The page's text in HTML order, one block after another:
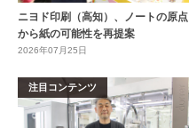
ニヨド印刷（高知）、ノートの原点
から紙の可能性を再提案
2026年07月25日
注目コンテンツ